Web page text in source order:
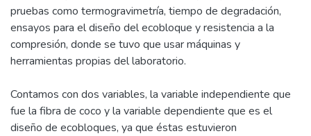
pruebas como termogravimetría, tiempo de degradación,
ensayos para el diseño del ecobloque y resistencia a la
compresión, donde se tuvo que usar máquinas y
herramientas propias del laboratorio.
Contamos con dos variables, la variable independiente que
fue la fibra de coco y la variable dependiente que es el
diseño de ecobloques, ya que éstas estuvieron